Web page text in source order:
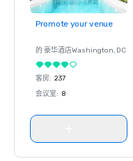
Promote your venue
的 豪华酒店Washington, DC
客房: 237
会议室: 8